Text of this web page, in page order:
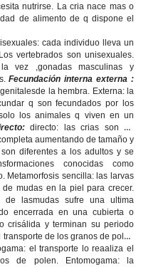
nutrirse. La cria nace mas o
de alimento de q dispone el
cada individuo lleva un
vertebrados son unisexuales.
vez ,gonadas masculinas y
Fecundación interna externa :
la hembra. Externa: la
q son fecundados por los
los animales q viven en un
directo: las crias son de
aumentando de tamaño y
diferentes a los adultos y se
conocidas como
Metamorfosis sencilla: las larvas
mudas en la piel para crecer.
de lasmudas sufre una ultima
encerrada en una cubierta o
crisálida y terminan su periodo
transporte de los granos de polen
el transporte lo reaaliza el
de polen. Entomogama: la